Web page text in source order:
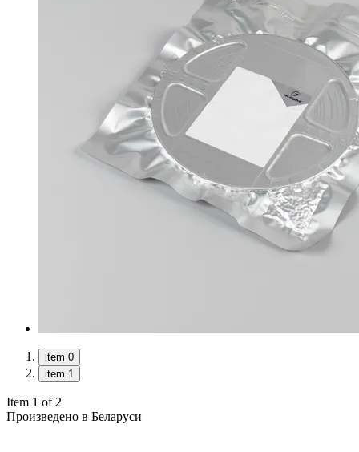
item 0
item 1
Item 1 of 2
Произведено в Беларуси